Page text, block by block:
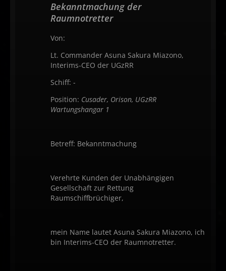
Bekanntmachung der
Raumnotretter
Von:
Lt. Commander Asuna Sakura Miazono,
Interims-CEO der UGzRR
Schiff: -
Position: Cusader, Orison, UGzRR
Wartungshangar 1
Betreff: Bekanntmachung
Verehrte Kunden der Unabhängigen
Gesellschaft zur Rettung
Raumschiffbrüchiger,
mein Name lautet Asuna Sakura Miazono, ich
bin Interims-CEO der Raumnotretter.